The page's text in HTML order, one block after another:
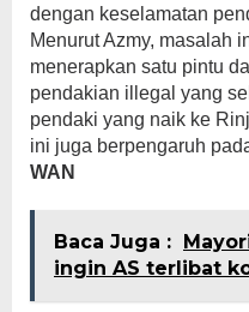
dengan keselamatan
Menurut Azmy, masalah
menerapkan satu pintu
pendakian illegal yang
pendaki yang naik ke
ini juga berpengaruh
WAN
Baca Juga :
ingin AS terlibat